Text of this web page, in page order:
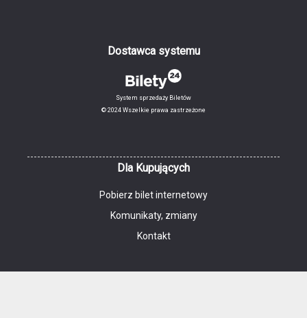
Dostawca systemu
System sprzedaży Biletów
© 2024 Wszelkie prawa zastrzeżone
Dla Kupujących
Pobierz bilet internetowy
Komunikaty, zmiany
Kontakt